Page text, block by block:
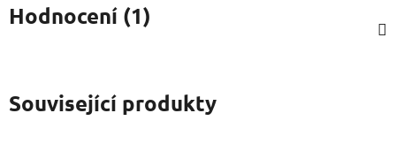
Hodnocení (1)
Související produkty